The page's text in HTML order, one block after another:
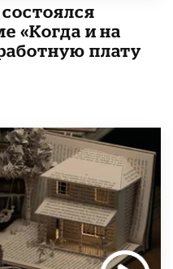
«Когда и на
плату